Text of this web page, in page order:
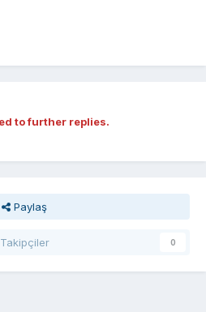
to further replies.
Paylaş
Takipçiler 0